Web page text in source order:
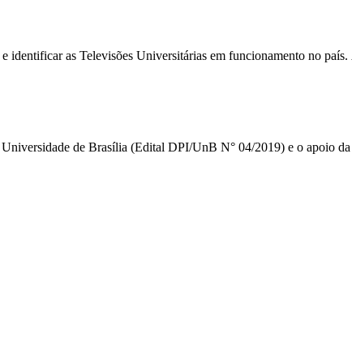
e identificar as Televisões Universitárias em funcionamento no
de Brasília (Edital DPI/UnB N° 04/2019) e o apoio